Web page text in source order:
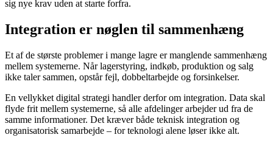
sig nye krav uden at starte forfra.
Integration er nøglen til sammenhæng
Et af de største problemer i mange lagre er manglende sammenhæng
mellem systemerne. Når lagerstyring, indkøb, produktion og salg
ikke taler sammen, opstår fejl, dobbeltarbejde og forsinkelser.
En vellykket digital strategi handler derfor om integration. Data skal
flyde frit mellem systemerne, så alle afdelinger arbejder ud fra de
samme informationer. Det kræver både teknisk integration og
organisatorisk samarbejde – for teknologi alene løser ikke alt.